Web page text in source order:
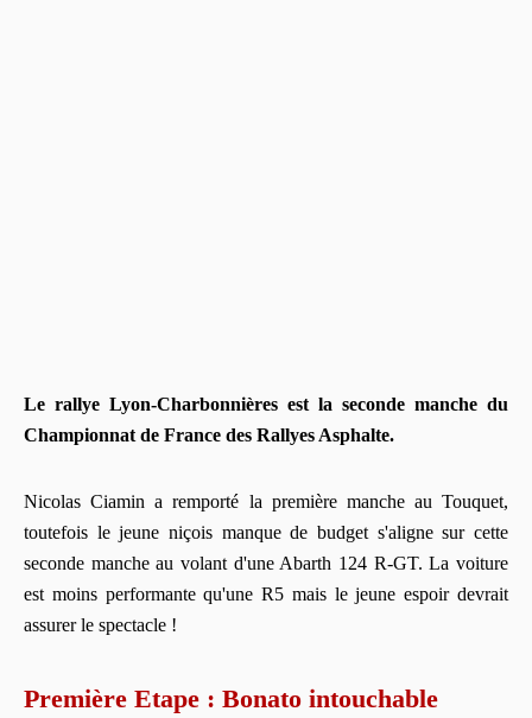
Le rallye Lyon-Charbonnières est la seconde manche du
Championnat de France des Rallyes Asphalte.
Nicolas Ciamin a remporté la première manche au Touquet,
toutefois le jeune niçois manque de budget s'aligne sur cette
seconde manche au volant d'une Abarth 124 R-GT. La voiture
est moins performante qu'une R5 mais le jeune espoir devrait
assurer le spectacle !
Première Etape : Bonato intouchable